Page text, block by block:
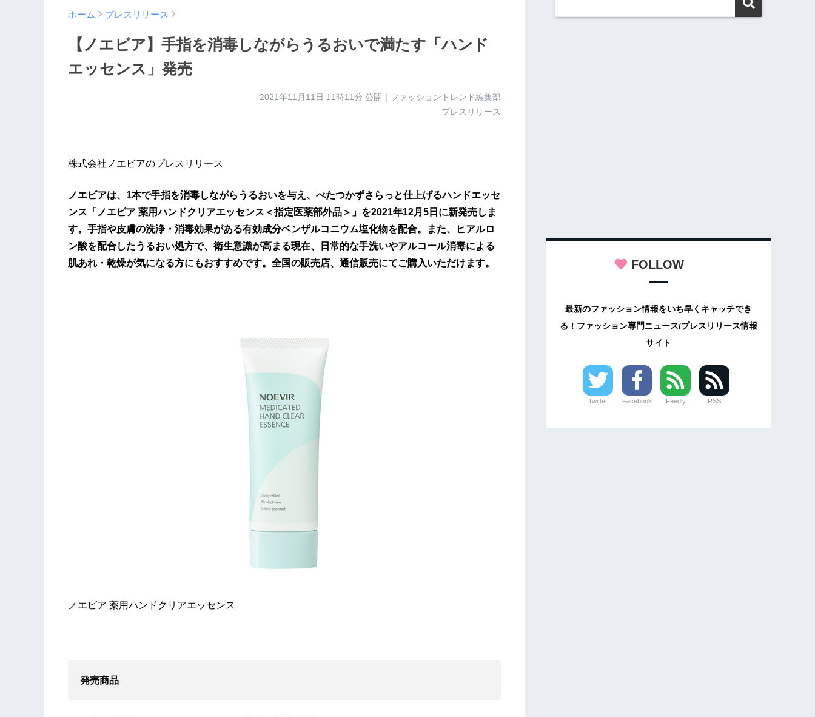
ホーム プレスリリース
【ノエビア】手指を消毒しながらうるおいで満たす「ハンド
エッセンス」発売
2021年11月11日 11時11分 公開｜ファッショントレンド編集部
プレスリリース
株式会社ノエビアのプレスリリース
ノエビアは、1本で手指を消毒しながらうるおいを与え、べたつかずさらっと仕上げるハンドエッセ
ンス「ノエビア 薬用ハンドクリアエッセンス＜指定医薬部外品＞」を2021年12月5日に新発売しま
す。手指や皮膚の洗浄・消毒効果がある有効成分ベンザルコニウム塩化物を配合。また、ヒアルロ
ン酸を配合したうるおい処方で、衛生意識が高まる現在、日常的な手洗いやアルコール消毒による
肌あれ・乾燥が気になる方にもおすすめです。全国の販売店、通信販売にてご購入いただけます。
ノエビア 薬用ハンドクリアエッセンス
発売商品
FOLLOW
最新のファッション情報をいち早くキャッチでき
る！ファッション専門ニュース/プレスリリース情報
サイト
Twitter Facebook Feedly RSS